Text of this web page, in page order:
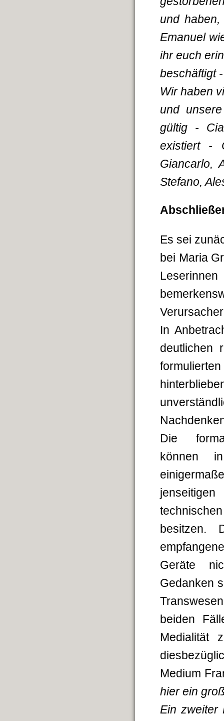
und
Emanuel
ihr euch
beschäftigt
Wir haben
und
gültig -
existiert -
Giancarlo,
Stefano,
Es sei
bei Maria
In
deutlichen
Die
können
besitzen.
Geräte
Gedanken
beiden
Medialität
Medium
hier ein
Ein zweiter